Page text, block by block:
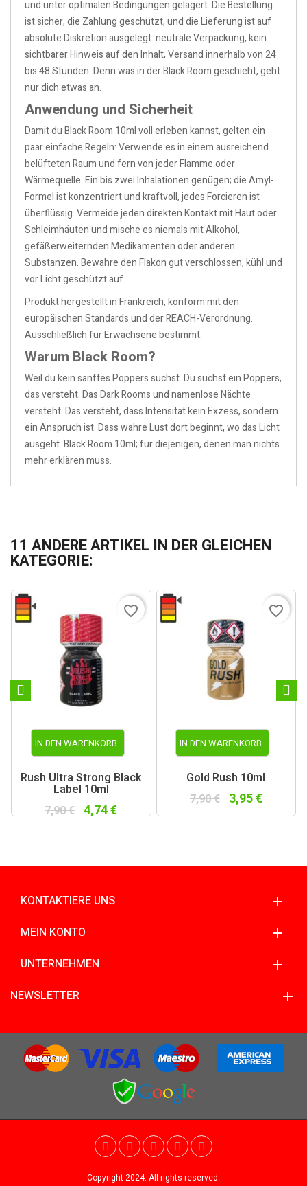
und unter optimalen Bedingungen gelagert. Die Bestellung
ist sicher, die Zahlung geschützt, und die Lieferung ist auf
absolute Diskretion ausgelegt: neutrale Verpackung, kein
sichtbarer Hinweis auf den Inhalt, Versand innerhalb von 24
bis 48 Stunden. Denn was in der Black Room geschieht, geht
nur dich etwas an.
Anwendung und Sicherheit
Damit du Black Room 10ml voll erleben kannst, gelten ein
paar einfache Regeln: Verwende es in einem ausreichend
belüfteten Raum und fern von jeder Flamme oder
Wärmequelle. Ein bis zwei Inhalationen genügen; die Amyl-
Formel ist konzentriert und kraftvoll, jedes Forcieren ist
überflüssig. Vermeide jeden direkten Kontakt mit Haut oder
Schleimhäuten und mische es niemals mit Alkohol,
gefäßerweiternden Medikamenten oder anderen
Substanzen. Bewahre den Flakon gut verschlossen, kühl und
vor Licht geschützt auf.
Produkt hergestellt in Frankreich, konform mit den
europäischen Standards und der REACH-Verordnung.
Ausschließlich für Erwachsene bestimmt.
Warum Black Room?
Weil du kein sanftes Poppers suchst. Du suchst ein Poppers,
das versteht. Das Dark Rooms und namenlose Nächte
versteht. Das versteht, dass Intensität kein Exzess, sondern
ein Anspruch ist. Dass wahre Lust dort beginnt, wo das Licht
ausgeht. Black Room 10ml; für diejenigen, denen man nichts
mehr erklären muss.
11 ANDERE ARTIKEL IN DER GLEICHEN
KATEGORIE:
IN DEN WARENKORB
Rush Ultra Strong Black
Label 10ml
7,90 € 4,74 €
favorite_border
IN DEN WARENKORB
Gold Rush 10ml
7,90 € 3,95 €
favorite_border
KONTAKTIERE UNS
MEIN KONTO
UNTERNEHMEN
NEWSLETTER
Copyright 2024. All rights reserved.